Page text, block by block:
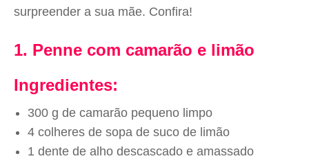
surpreender a sua mãe. Confira!
1. Penne com camarão e limão
Ingredientes:
300 g de camarão pequeno limpo
4 colheres de sopa de suco de limão
1 dente de alho descascado e amassado